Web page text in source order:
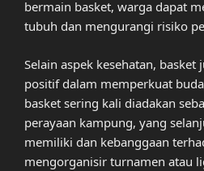
bermain basket, warga dapat
tubuh dan mengurangi risiko
Selain aspek kesehatan,
positif dalam memperkuat
basket sering kali diadakan
perayaan kampung, yang
memiliki dan kebanggaan
mengorganisir turnamen atau